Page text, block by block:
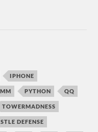
IPHONE
MM PYTHON QQ
TOWERMADNESS
DEFENSE